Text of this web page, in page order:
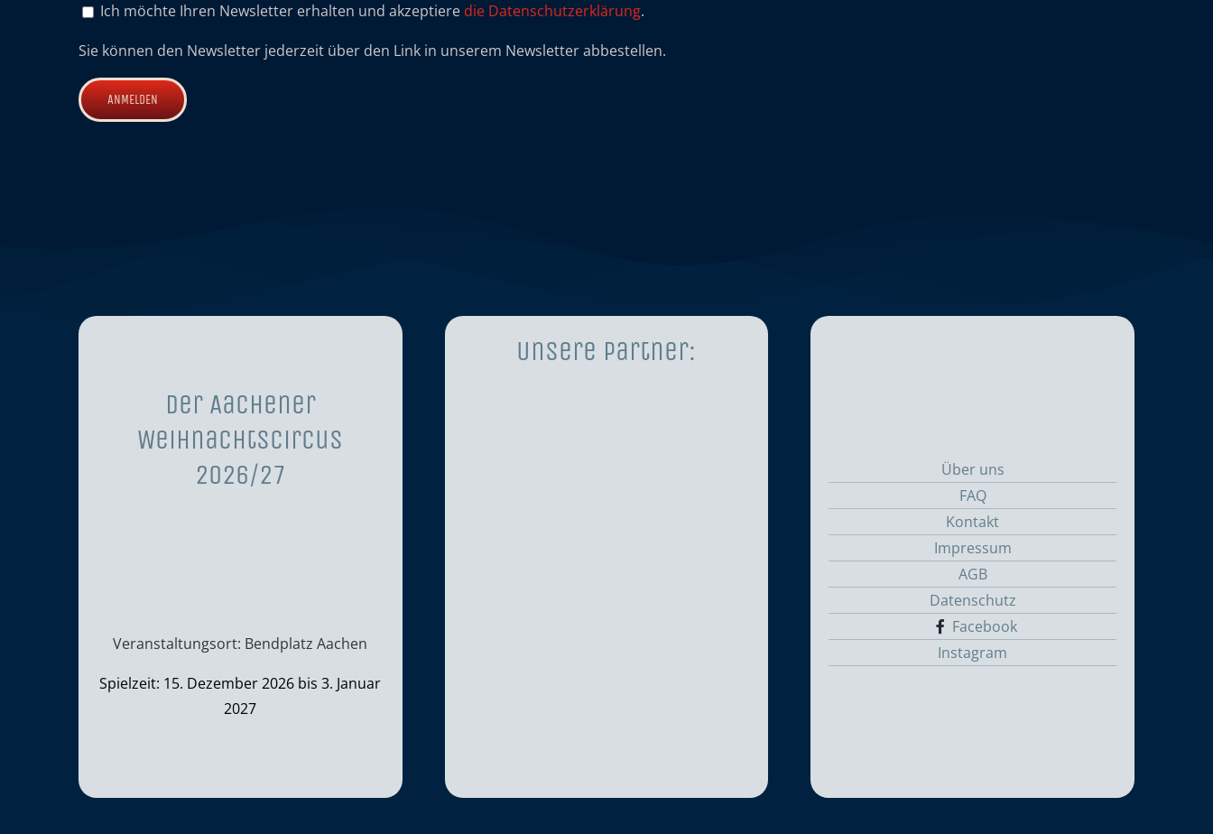
Ich möchte Ihren Newsletter erhalten und akzeptiere die Datenschutzerklärung.
Sie können den Newsletter jederzeit über den Link in unserem Newsletter abbestellen.
Der Aachener
Weihnachtscircus
2026/27
Veranstaltungsort: Bendplatz Aachen
Spielzeit: 15. Dezember 2026 bis 3. Januar
2027
Unsere Partner:
Über uns
FAQ
Kontakt
Impressum
AGB
Datenschutz
Facebook
Instagram